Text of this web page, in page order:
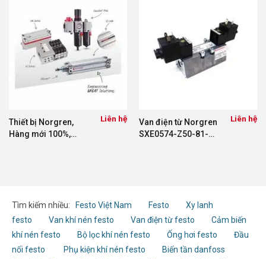
Thiết bị Norgren,
Hàng mới 100%,
Liên hệ
Van điện từ Norgren
SXE0574-Z50-81-
Liên hệ
Tìm kiếm nhiều: Festo Việt Nam Festo
Xy lanh
festo
Van khí nén festo Van điện từ festo
Cảm biến
khí nén festo
Bộ lọc khí nén festo Ống hơi festo
Đầu
nối festo
Phụ kiện khí nén festo
Biến tần danfoss